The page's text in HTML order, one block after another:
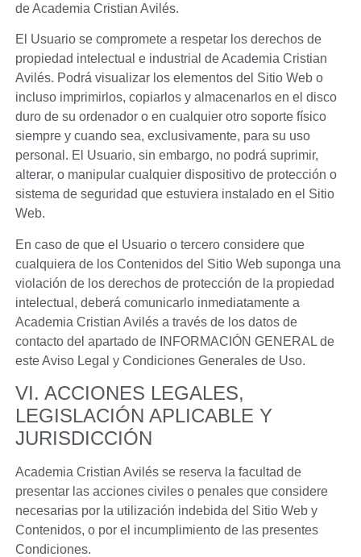
deAcademia Cristian Avilés.
El Usuario se compromete a respetar los derechos de
propiedad intelectual e industrial deAcademia Cristian
Avilés. Podrá visualizar los elementos del Sitio Web o
incluso imprimirlos, copiarlos y almacenarlos en el disco
duro de su ordenador o en cualquier otro soporte físico
siempre y cuando sea, exclusivamente, para su uso
personal. El Usuario, sin embargo, no podrá suprimir,
alterar, o manipular cualquier dispositivo de protección o
sistema de seguridad que estuviera instalado en el Sitio
Web.
En caso de que el Usuario o tercero considere que
cualquiera de los Contenidos del Sitio Web suponga una
violación de los derechos de protección de la propiedad
intelectual, deberá comunicarlo inmediatamente a
Academia Cristian Avilésa través de los datos de
contacto del apartado de INFORMACIÓN GENERAL de
este Aviso Legal y Condiciones Generales de Uso.
VI. ACCIONES LEGALES,
LEGISLACIÓN APLICABLE Y
JURISDICCIÓN
Academia Cristian Avilésse reserva la facultad de
presentar las acciones civiles o penales que considere
necesarias por la utilización indebida del Sitio Web y
Contenidos, o por el incumplimiento de las presentes
Condiciones.